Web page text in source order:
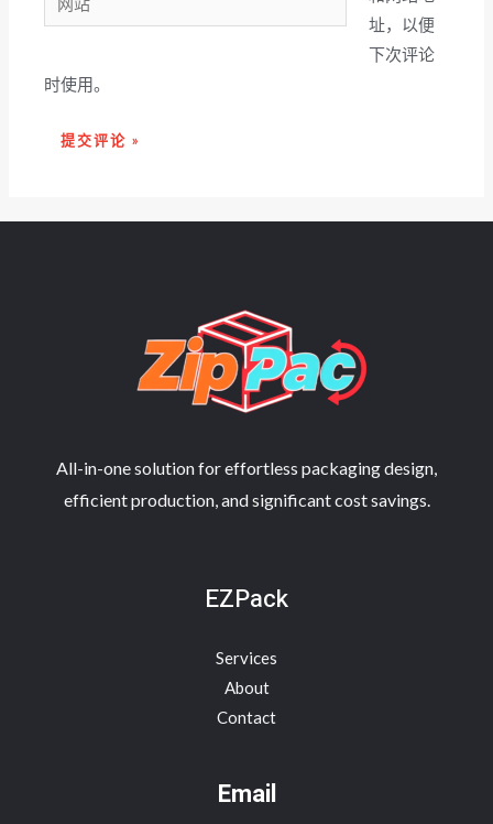
箱
站
址，以便
下次评论
时使用。
All-in-one solution for effortless packaging design,
efficient production, and significant cost savings.
EZPack
Services
About
Contact
Email